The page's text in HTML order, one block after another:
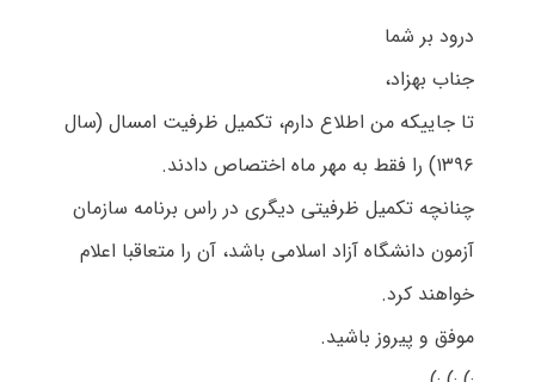
درود بر شما
جناب بهزاد،
تا جاییکه من اطلاع دارم، تکمیل ظرفیت امسال (سال
۱۳۹۶) را فقط به مهر ماه اختصاص دادند.
چنانچه تکمیل ظرفیتی دیگری در راس برنامه سازمان
آزمون دانشگاه آزاد اسلامی باشد، آن را متعاقبا اعلام
خواهند کرد.
موفق و پیروز باشید.